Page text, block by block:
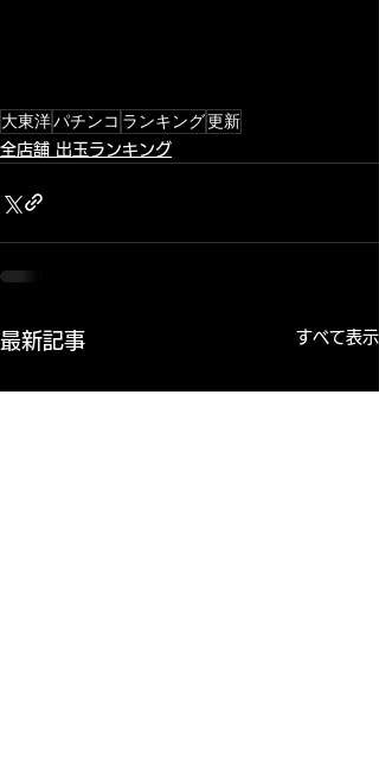
大東洋パチンコ ランキング更新
全店舗 出玉ランキング
最新記事 すべて表示